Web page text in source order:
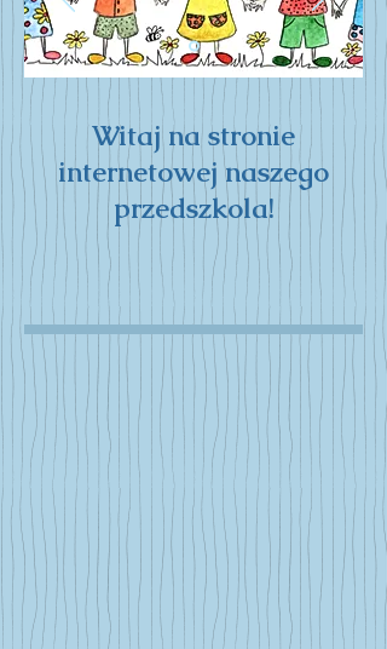
Witaj na stronie
internetowej naszego
przedszkola​​​​!